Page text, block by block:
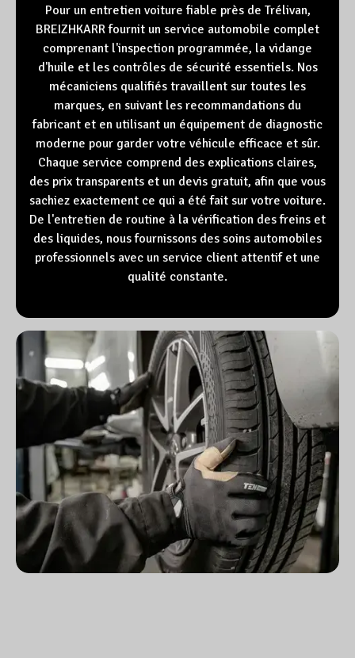
Pour un entretien voiture fiable près de Trélivan,
BREIZHKARR fournit un service automobile complet
comprenant l'inspection programmée, la vidange
d'huile et les contrôles de sécurité essentiels. Nos
mécaniciens qualifiés travaillent sur toutes les
marques, en suivant les recommandations du
fabricant et en utilisant un équipement de diagnostic
moderne pour garder votre véhicule efficace et sûr.
Chaque service comprend des explications claires,
des prix transparents et un devis gratuit, afin que vous
sachiez exactement ce qui a été fait sur votre voiture.
De l'entretien de routine à la vérification des freins et
des liquides, nous fournissons des soins automobiles
professionnels avec un service client attentif et une
qualité constante.